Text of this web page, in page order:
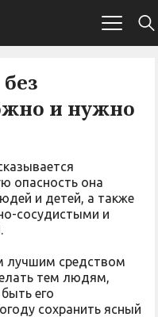
и нужно
опасность она
и детей, а также
сосудистыми и
лучшим средством
тем людям,
его
сохранить ясный